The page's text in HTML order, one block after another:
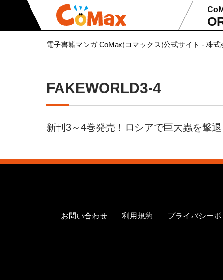
電子書籍マンガ CoMax(コマックス)公式サイト - 株式
FAKEWORLD3-4
新刊3～4巻発売！ロシアで巨大蟲を撃
お問い合わせ 利用規約 プライバシー